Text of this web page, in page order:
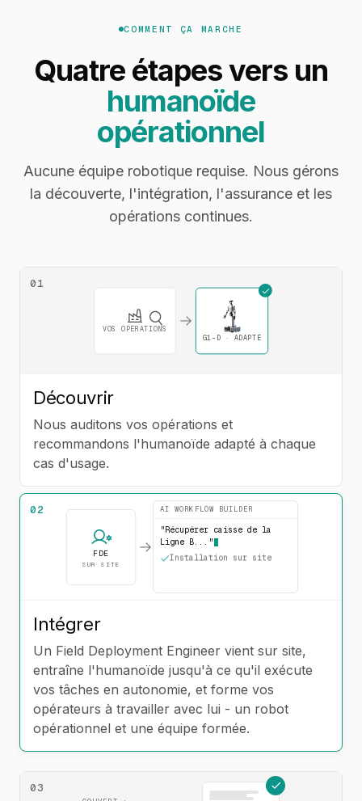
COMMENT ÇA MARCHE
Quatre étapes vers un
humanoïde
opérationnel
Aucune équipe robotique requise. Nous gérons
la découverte, l'intégration, l'assurance et les
opérations continues.
01
VOS OPÉRATIONS
G1-D · ADAPTÉ
Découvrir
Nous auditons vos opérations et
recommandons l'humanoïde adapté à chaque
cas d'usage.
02
FDE
SUR SITE
AI WORKFLOW BUILDER
"Récupérer caisse de la
Ligne B... "
Installation sur site
Intégrer
Un Field Deployment Engineer vient sur site,
entraîne l'humanoïde jusqu'à ce qu'il exécute
vos tâches en autonomie, et forme vos
opérateurs à travailler avec lui - un robot
opérationnel et une équipe formée.
03